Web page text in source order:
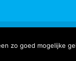
Copyright © 2026
zo goed mogelijke